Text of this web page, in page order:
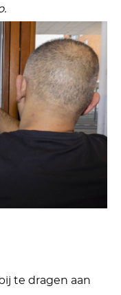
te dragen aan